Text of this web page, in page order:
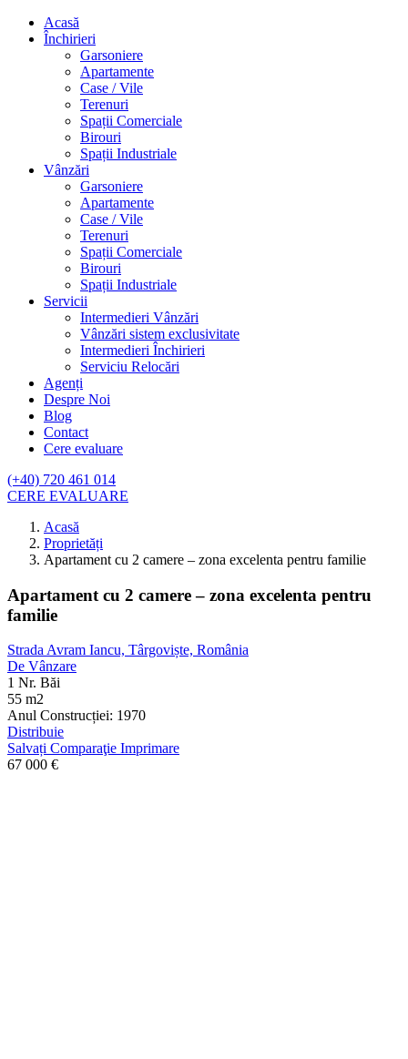
Acasă
Închirieri
Garsoniere
Apartamente
Case / Vile
Terenuri
Spații Comerciale
Birouri
Spații Industriale
Vânzări
Garsoniere
Apartamente
Case / Vile
Terenuri
Spații Comerciale
Birouri
Spații Industriale
Servicii
Intermedieri Vânzări
Vânzări sistem exclusivitate
Intermedieri Închirieri
Serviciu Relocări
Agenți
Despre Noi
Blog
Contact
Cere evaluare
(+40) 720 461 014
CERE EVALUARE
Acasă
Proprietăți
Apartament cu 2 camere – zona excelenta pentru familie
Apartament cu 2 camere – zona excelenta pentru
familie
Strada Avram Iancu, Târgoviște, România
De Vânzare
1 Nr. Băi
55 m2
Anul Construcției: 1970
Distribuie
Salvați Comparaţie Imprimare
67 000 €